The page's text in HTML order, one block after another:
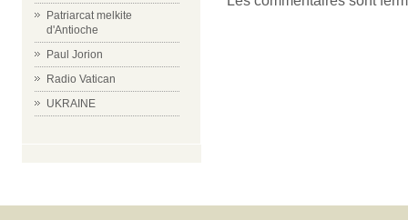
Patriarcat melkite
d'Antioche
Paul Jorion
Radio Vatican
UKRAINE